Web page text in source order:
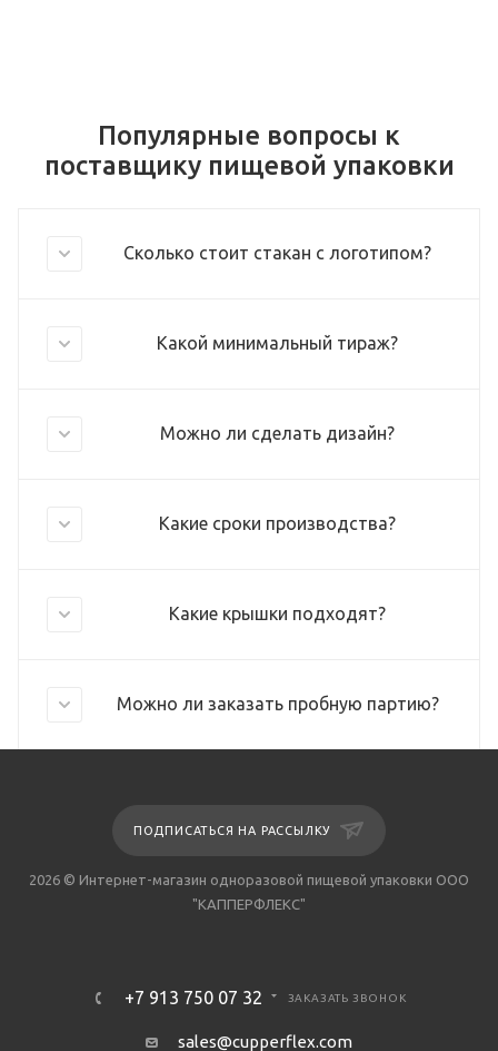
Популярные вопросы к
поставщику пищевой упаковки
Сколько стоит стакан с логотипом?
Какой минимальный тираж?
Можно ли сделать дизайн?
Какие сроки производства?
Какие крышки подходят?
Можно ли заказать пробную партию?
ПОДПИСАТЬСЯ НА РАССЫЛКУ
2026 © Интернет-магазин одноразовой пищевой упаковки ООО
"КАППЕРФЛЕКС"
+7 913 750 07 32 ЗАКАЗАТЬ ЗВОНОК
sales@cupperflex.com